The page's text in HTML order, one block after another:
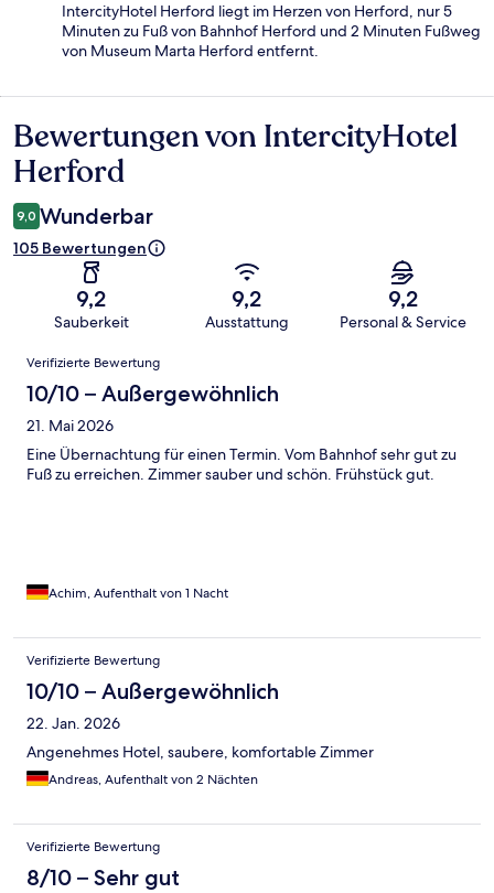
IntercityHotel Herford liegt im Herzen von Herford, nur 5
Minuten zu Fuß von Bahnhof Herford und 2 Minuten Fußweg
von Museum Marta Herford entfernt.
Bewertungen
Bewertungen von IntercityHotel
Herford
9,0 Wunderbar
105 Bewertungen
9,2
Sauberkeit
9,2
Ausstattung
9,2
Personal & Service
Bewertungen
Verifizierte Bewertung
10/10 – Außergewöhnlich
21. Mai 2026
Eine Übernachtung für einen Termin. Vom Bahnhof sehr gut zu
Fuß zu erreichen. Zimmer sauber und schön. Frühstück gut.
Achim, Aufenthalt von 1 Nacht
Verifizierte Bewertung
10/10 – Außergewöhnlich
22. Jan. 2026
Angenehmes Hotel, saubere, komfortable Zimmer
Andreas, Aufenthalt von 2 Nächten
Verifizierte Bewertung
8/10 – Sehr gut